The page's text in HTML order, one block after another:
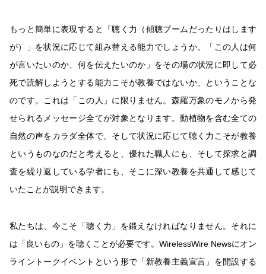
もっと簡単に表現すると「聴く力（傾聴ブームだったりはします
が）」を状況に応じて組み替える能力でしょうか。「この人は何
が言いたいのか、何を伝えたいのか」をその場の状況に即して必
死で読解しようとする能力こそが教養ではないか、ということな
のです。これは「この人」に限りません。森羅万象のモノから発
せられるメッセージ全てが対象となります。動植物を含む全ての
自然の声をカラダ全体で、そして状況に応じて聴く力こそが教養
というものなのだと考えると、優れた職人にも、そして探求と調
査を繰り返している学者にも、そこに深い教養を共通して感じて
いたことが説明できます。
私たちは、今こそ「聴く力」を鍛えなければなりません。それに
は「良いもの」を聴くことが必要です。WirelessWire Newsにオン
ライントークイベントという形で「新教養主義宣言」を開設する